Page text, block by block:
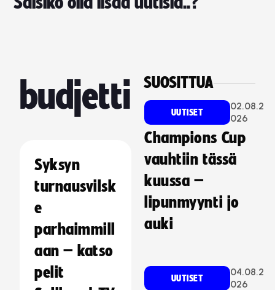
budjetti
Syksyn
turnausvilsk
e
parhaimmill
aan – katso
pelit
SUOSITTUA
UUTISET
02.08.2
026
Champions Cup
vauhtiin tässä
kuussa –
lipunmyynti jo
auki
UUTISET
04.08.2
026